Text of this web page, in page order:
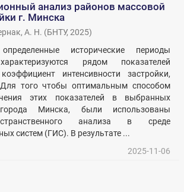
анализ районов массовой
г. Минска
А. Н. (БНТУ,2025)
исторические периоды
рядом показателей
интенсивности застройки,
Для того чтобы оптимальным способом
этих показателей в выбранных
Минска, были использованы
анализа в среде
систем (ГИС). В результате ...
2025-11-06